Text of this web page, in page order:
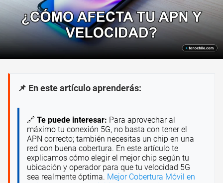
📌 En este artículo aprenderás:
🔗 Te puede interesar: Para aprovechar al
máximo tu conexión 5G, no basta con tener el
APN correcto; también necesitas un chip en una
red con buena cobertura. En este artículo te
explicamos cómo elegir el mejor chip según tu
ubicación y operador para que tu velocidad 5G
sea realmente óptima. Mejor Cobertura Móvil en